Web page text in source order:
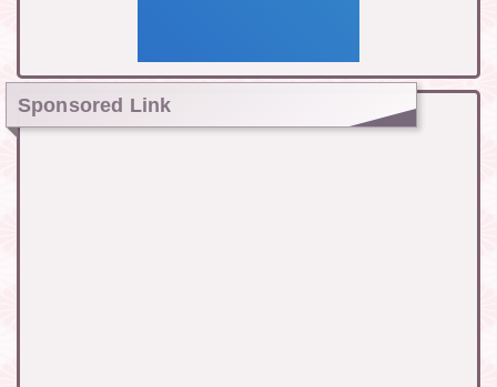
Sponsored Link